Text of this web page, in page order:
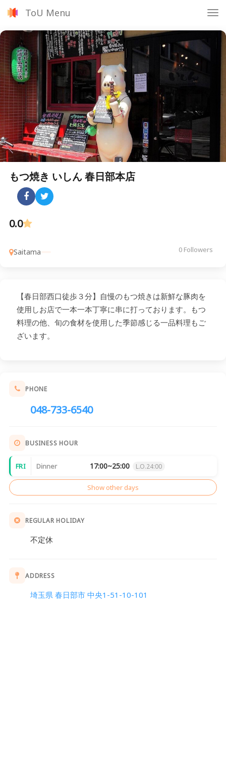
ToU Menu
もつ焼き いしん 春日部本店
0.0
Saitama 0 Followers
【春日部西口徒歩３分】自慢のもつ焼きは新鮮な豚肉を
使用しお店で一本一本丁寧に串に打っております。もつ
料理の他、旬の食材を使用した季節感じる一品料理もご
ざいます。
PHONE
048-733-6540
BUSINESS HOUR
FRI Dinner 17:00~25:00 L.O.24:00
Show other days
REGULAR HOLIDAY
不定休
ADDRESS
埼玉県 春日部市 中央1-51-10-101